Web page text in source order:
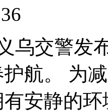
乌交警发
航。 为
安静的